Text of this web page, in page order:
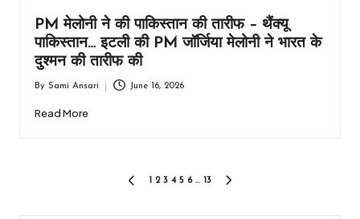
PM मेलोनी ने की पाकिस्तान की तारीफ – थैंक्यू
पाकिस्तान… इटली की PM जॉर्जिया मेलोनी ने भारत के
दुश्मन की तारीफ की
by
By Sami Ansari June 16, 2026
Read More
PREVIOUS
2 3 4 5 6 … 13